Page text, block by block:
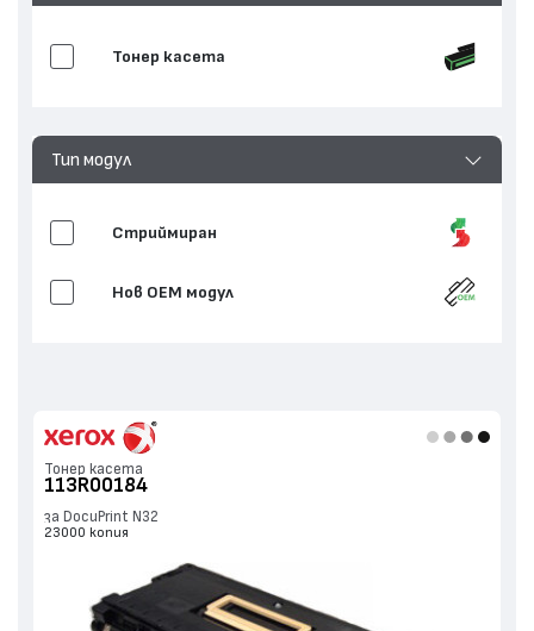
Тонер касета
Тип модул
Стриймиран
Нов ОЕМ модул
Тонер касета
113R00184
за DocuPrint N32
23000 копия